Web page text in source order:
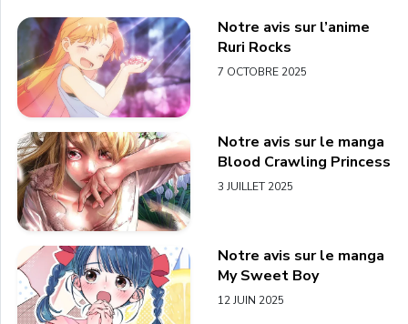
Notre avis sur l’anime
Ruri Rocks
7 OCTOBRE 2025
Notre avis sur le manga
Blood Crawling Princess
3 JUILLET 2025
Notre avis sur le manga
My Sweet Boy
12 JUIN 2025